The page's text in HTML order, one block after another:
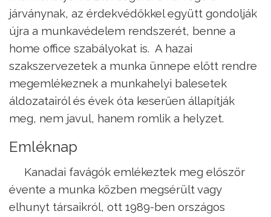
járványnak, az érdekvédőkkel együtt gondolják
újra a munkavédelem rendszerét, benne a
home office szabályokat is. A hazai
szakszervezetek a munka ünnepe előtt rendre
megemlékeznek a munkahelyi balesetek
áldozatairól és évek óta keserűen állapítják
meg, nem javul, hanem romlik a helyzet.
Emléknap
Kanadai favágók emlékeztek meg először
évente a munka közben megsérült vagy
elhunyt társaikról, ott 1989-ben országos